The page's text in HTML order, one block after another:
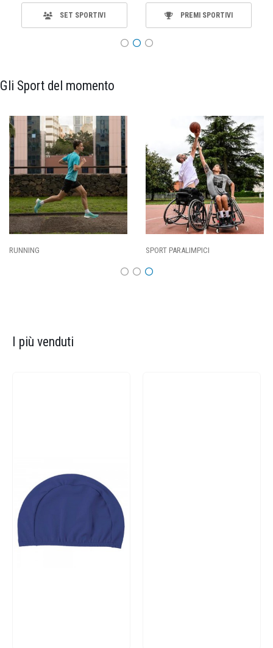
SET SPORTIVI PREMI SPORTIVI
Gli Sport del momento
SPORT PARALIMPICI
I più venduti